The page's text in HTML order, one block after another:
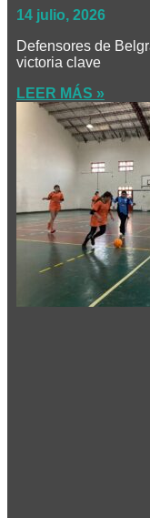
14 julio, 2026
Defensores de
victoria clave
LEER MÁS »